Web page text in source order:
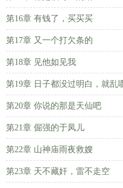
第16章 有钱了，买买买
第17章 又一个打欠条的
第18章 见他如见我
第19章 日子都没过明白，就乱
第20章 你说的那是天仙吧
第21章 倔强的于凤儿
第22章 山神庙雨夜救嫂
第23章 天不藏奸，雷不走空